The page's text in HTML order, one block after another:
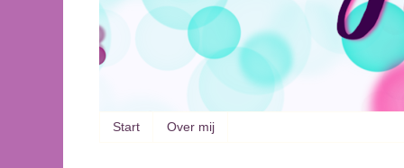
Start Over mij